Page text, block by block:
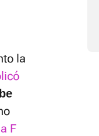
la
F